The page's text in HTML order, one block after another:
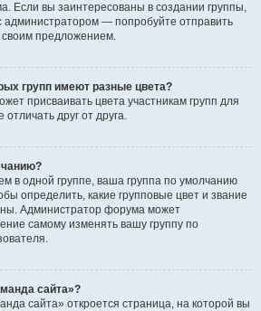
Если вы заинтересованы в создании группы,
администратором — попробуйте отправить
предложением.
групп имеют разные цвета?
присваивать цвета участникам групп для
друг от друга.
в одной группе, ваша группа по умолчанию
определить, какие групповые цвет и звание
Администратор форума может
самому изменять вашу группу по
сайта»?
сайта» откроется страница, на которой вы